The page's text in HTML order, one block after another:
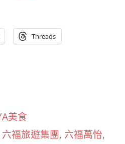
Threads
美食
六福旅遊集團, 六福萬怡,